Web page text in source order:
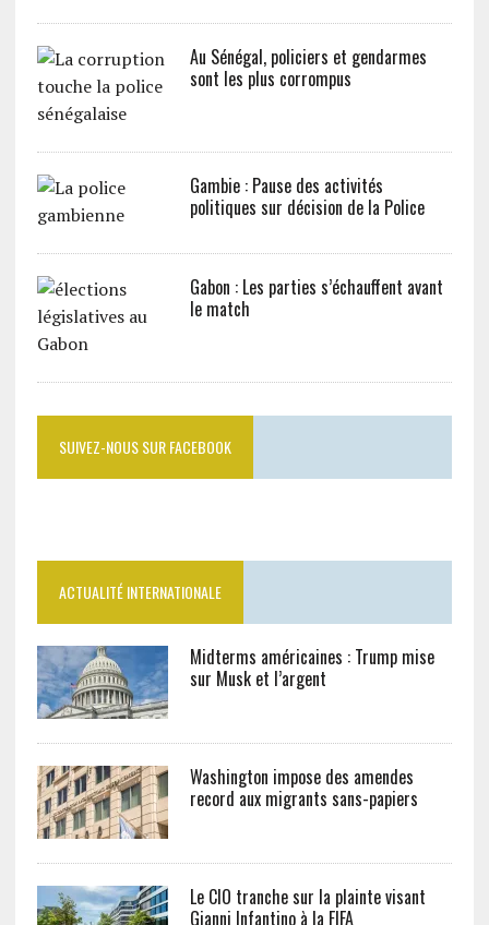
Au Sénégal, policiers et gendarmes
sont les plus corrompus
Gambie : Pause des activités
politiques sur décision de la Police
Gabon : Les parties s’échauffent avant
le match
SUIVEZ-NOUS SUR FACEBOOK
ACTUALITÉ INTERNATIONALE
Midterms américaines : Trump mise
sur Musk et l’argent
Washington impose des amendes
record aux migrants sans-papiers
Le CIO tranche sur la plainte visant
Gianni Infantino à la FIFA